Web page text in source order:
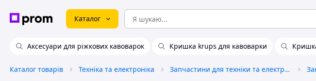
Каталог
Аксесуари для ріжкових кавоварок Кришка krups для кавоварки
Каталог товарів Техніка та електроніка Запчастини для техніки та електроніки